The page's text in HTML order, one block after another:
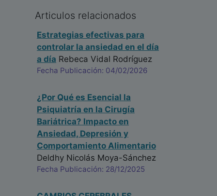
Articulos relacionados
Estrategias efectivas para
controlar la ansiedad en el día
a día Rebeca Vidal Rodríguez
Fecha Publicación: 04/02/2026
¿Por Qué es Esencial la
Psiquiatría en la Cirugía
Bariátrica? Impacto en
Ansiedad, Depresión y
Comportamiento Alimentario
Deldhy Nicolás Moya-Sánchez
Fecha Publicación: 28/12/2025